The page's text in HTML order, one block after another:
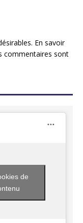
En savoir
commentaires sont
de